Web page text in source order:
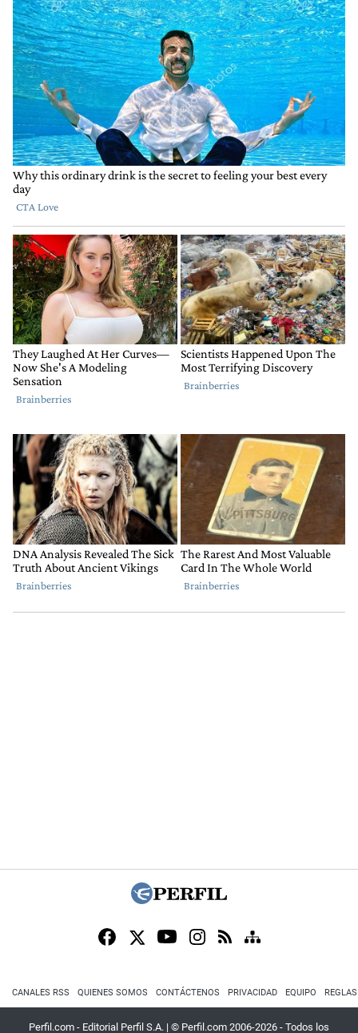
CANALES RSS QUIENES SOMOS CONTÁCTENOS PRIVACIDAD EQUIPO
Perfil.com - Editorial Perfil S.A. | © Perfil.com 2006-2026 - Todos los